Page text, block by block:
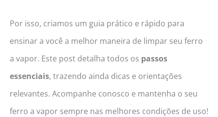
Por isso, criamos um guia prático e rápido para
ensinar a você a melhor maneira de limpar seu ferro
a vapor. Este post detalha todos os passos
essenciais, trazendo ainda dicas e orientações
relevantes. Acompanhe conosco e mantenha o seu
ferro a vapor sempre nas melhores condições de uso!